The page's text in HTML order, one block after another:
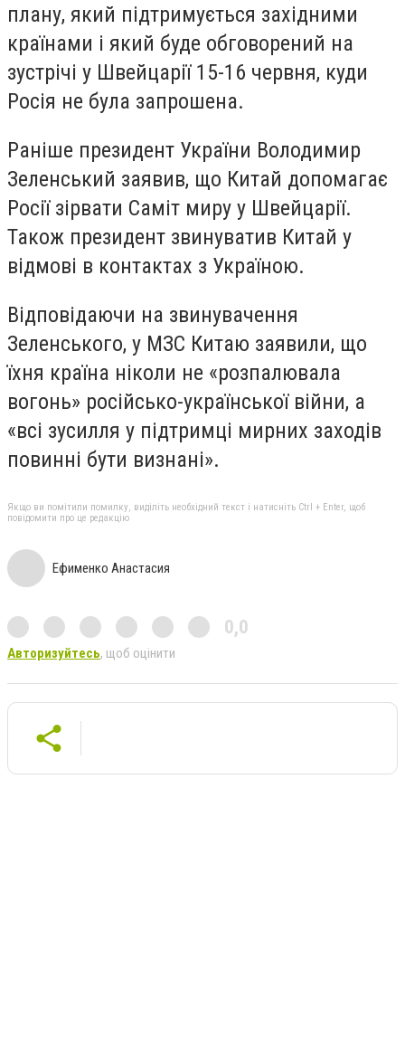
плану, який підтримується західними
країнами і який буде обговорений на
зустрічі у Швейцарії 15-16 червня, куди
Росія не була запрошена.
Раніше президент України Володимир
Зеленський заявив, що Китай допомагає
Росії зірвати Саміт миру у Швейцарії.
Також президент звинуватив Китай у
відмові в контактах з Україною.
Відповідаючи на звинувачення
Зеленського, у МЗС Китаю заявили, що
їхня країна ніколи не «розпалювала
вогонь» російсько-української війни, а
«всі зусилля у підтримці мирних заходів
повинні бути визнані».
Якщо ви помітили помилку, виділіть необхідний текст і натисніть Ctrl + Enter, щоб
повідомити про це редакцію
Ефименко Анастасия
0,0
Авторизуйтесь, щоб оцінити